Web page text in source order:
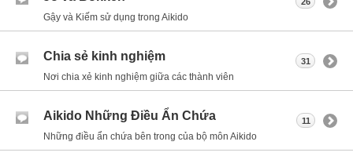
Gậy và Kiếm sử dụng trong Aikido
Chia sẻ kinh nghiệm
Nơi chia xẻ kinh nghiệm giữa các thành viên
31
Aikido Những Điều Ẩn Chứa
Những điều ẩn chứa bên trong của bộ môn Aikido
11